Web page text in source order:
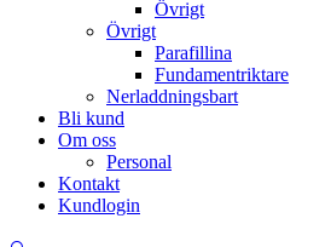
Övrigt
Övrigt
Parafillina
Fundamentriktare
Nerladdningsbart
Bli kund
Om oss
Personal
Kontakt
Kundlogin